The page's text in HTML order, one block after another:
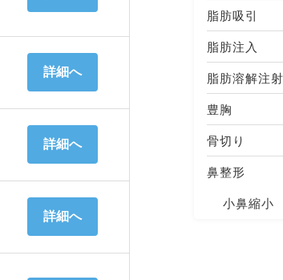
詳細へ
詳細へ
詳細へ
脂肪吸引
脂肪注入
脂肪溶解注射
豊胸
骨切り
鼻整形
小鼻縮小